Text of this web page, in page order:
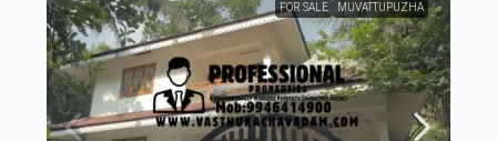
FOR SALE MUVATTUPUZHA